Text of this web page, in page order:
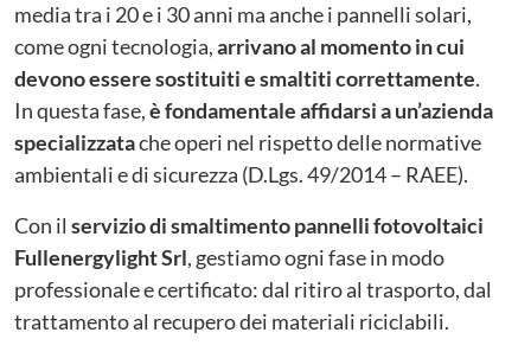
media tra i 20 e i 30 anni ma anche i pannelli solari,
come ogni tecnologia,arrivano al momento in cui
devono essere sostituiti e smaltiti correttamente.
In questa fase,è fondamentale affidarsi a un’azienda
specializzatache operi nel rispetto delle normative
ambientali e di sicurezza (D.Lgs. 49/2014 – RAEE).
Con il servizio di smaltimento pannelli fotovoltaici
Fullenergylight Srl, gestiamo ogni fase in modo
professionale e certificato: dal ritiro al trasporto, dal
trattamento al recupero dei materiali riciclabili.